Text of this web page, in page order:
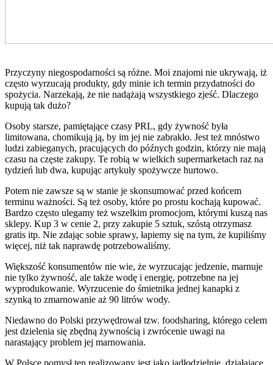
Przyczyny niegospodarności są różne. Moi znajomi nie ukrywają, iż
często wyrzucają produkty, gdy minie ich termin przydatności do
spożycia. Narzekają, że nie nadążają wszystkiego zjeść. Dlaczego
kupują tak dużo?
Osoby starsze, pamiętające czasy PRL, gdy żywność była
limitowana, chomikują ją, by im jej nie zabrakło. Jest też mnóstwo
ludzi zabieganych, pracujących do późnych godzin, którzy nie mają
czasu na częste zakupy. Te robią w wielkich supermarketach raz na
tydzień lub dwa, kupując artykuły spożywcze hurtowo.
Potem nie zawsze są w stanie je skonsumować przed końcem
terminu ważności. Są też osoby, które po prostu kochają kupować.
Bardzo często ulegamy też wszelkim promocjom, którymi kuszą nas
sklepy. Kup 3 w cenie 2, przy zakupie 5 sztuk, szóstą otrzymasz
gratis itp. Nie zdając sobie sprawy, łapiemy się na tym, że kupiliśmy
więcej, niż tak naprawdę potrzebowaliśmy.
Większość konsumentów nie wie, że wyrzucając jedzenie, marnuje
nie tylko żywność, ale także wodę i energię, potrzebne na jej
wyprodukowanie. Wyrzucenie do śmietnika jednej kanapki z
szynką to zmarnowanie aż 90 litrów wody.
Niedawno do Polski przywędrował tzw. foodsharing, którego celem
jest dzielenia się zbędną żywnością i zwrócenie uwagi na
narastający problem jej marnowania.
W Polsce pomysł ten realizowany jest jako jadłodzielnie, działające